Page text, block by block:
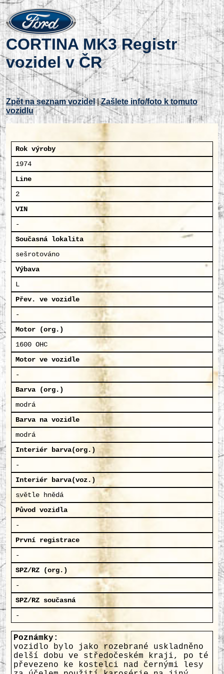
CORTINA MK3 Registr
vozidel v ČR
Zpět na seznam vozidel|Zašlete info/foto k tomuto
vozidlu
Rok výroby
1974
Line
2
VIN
-
Současná lokalita
sešrotováno
Výbava
L
Přev. ve vozidle
-
Motor (org.)
1600 OHC
Motor ve vozidle
-
Barva (org.)
modrá
Barva na vozidle
modrá
Interiér barva(org.)
-
Interiér barva(voz.)
světle hnědá
Původ vozidla
-
První registrace
-
SPZ/RZ (org.)
-
SPZ/RZ současná
-
Poznámky:
vozidlo bylo jako rozebrané uskladněno
delší dobu ve středočeském kraji, po té
převezeno ke kostelci nad černými lesy